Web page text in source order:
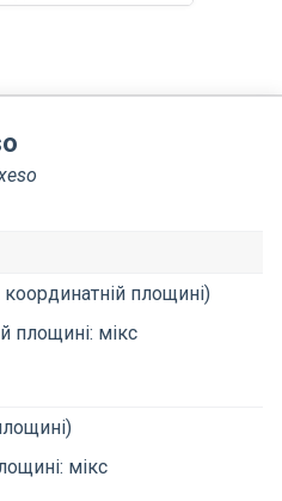
площині)
площині: мікс
мікс